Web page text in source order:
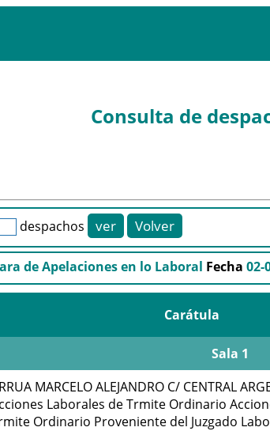
Consulta de
despachos
de Apelaciones en lo Laboral Fecha02-
Carátula
Sala 1
MARCELO ALEJANDRO C/ CENTRAL
Laborales de Trmite Ordinario
Ordinario Proveniente del Juzgado